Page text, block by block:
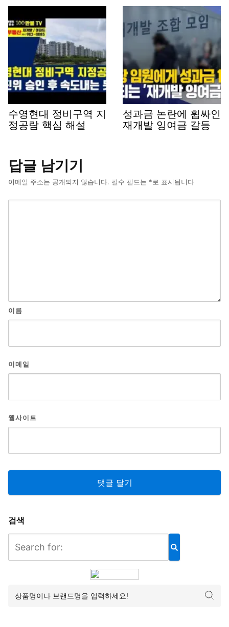
수영현대 정비구역 지
정공람 핵심 해설
성과금 논란에 휩싸인
재개발 잉여금 갈등
답글 남기기
이메일 주소는 공개되지 않습니다. 필수 필드는 *로 표시됩니다
이름
이메일
웹사이트
검색